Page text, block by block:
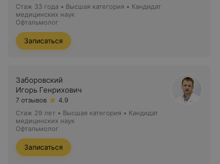
Стаж 33 года • Высшая категория • Кандидат
медицинских наук
Офтальмолог
Записаться
Заборовский
Игорь Генрихович
7 отзывов
4.9
Стаж 29 лет • Высшая категория • Кандидат
медицинских наук
Офтальмолог
Записаться